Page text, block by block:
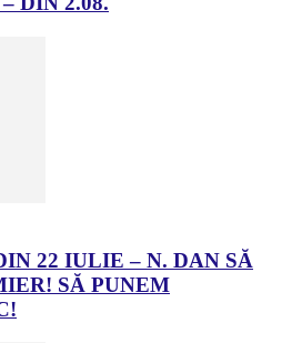
22 IULIE – N. DAN SĂ
SĂ PUNEM